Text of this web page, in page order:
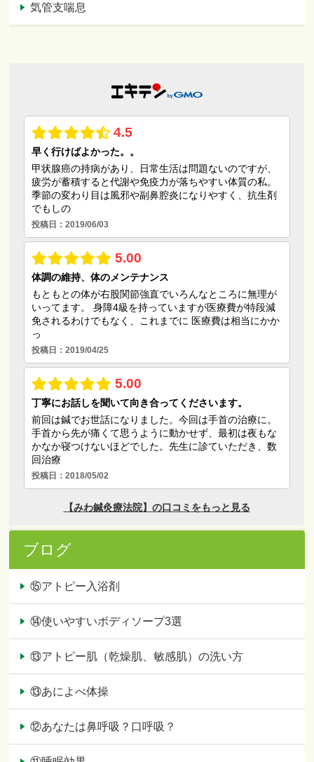
気管支喘息
ブログ
⑮アトピー入浴剤
⑭使いやすいボディソープ3選
⑬アトピー肌（乾燥肌、敏感肌）の洗い方
⑬あによべ体操
⑫あなたは鼻呼吸？口呼吸？